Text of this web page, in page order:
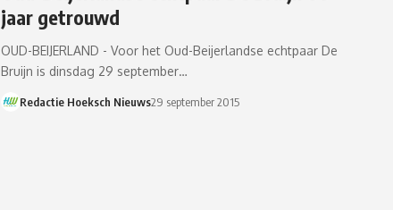
jaar getrouwd
OUD-BEIJERLAND - Voor het Oud-Beijerlandse echtpaar De
Bruijn is dinsdag 29 september…
Redactie Hoeksch Nieuws29 september 2015